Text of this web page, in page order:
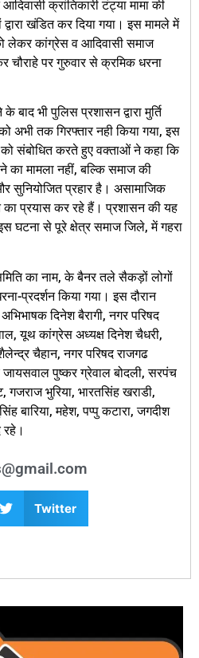
क्रांतिकारी टंट्या मामा की
द्वारा खंडित कर दिया गया। इस मामले में
लेकर कांग्रेस व आदिवासी समाज
चौराहे पर गुरुवार से क्रमिक धरना
भी पुलिस प्रशासन द्वारा मुर्ति
अभी तक गिरफ्तार नही किया गया, इस
संबोधित करते हुए वक्ताओं ने कहा कि
का मामला नहीं, बल्कि समाज की
सुनियोजित प्रहार है। असामाजिक
का प्रयास कर रहे हैं। प्रशासन की यह
इस घटना से पूरे क्षेत्र समाज जिले, में गहरा
का नाम, के बैनर तले सैकड़ों लोगों
प्रदर्शन किया गया। इस दौरान
दिनेश बैरागी, नगर परिषद
यूथ कांग्रेस अध्यक्ष दिनेश चैधरी,
चैहान, नगर परिषद राजगढ
जायसवाल पुष्कर ग्रेवाल बोदली, सरपंच
गजराज भुरिया, भारतसिंह खराडी,
बारिया, महेश, पप्पु कटारा, जगदीश
रहे।
Twitter